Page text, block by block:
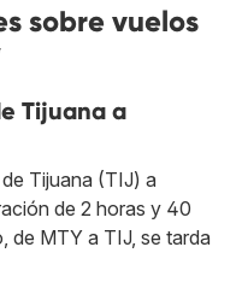
sobre vuelos
Tijuana a
Tijuana (TIJ) a
de 2 horas y 40
de MTY a TIJ, se tarda